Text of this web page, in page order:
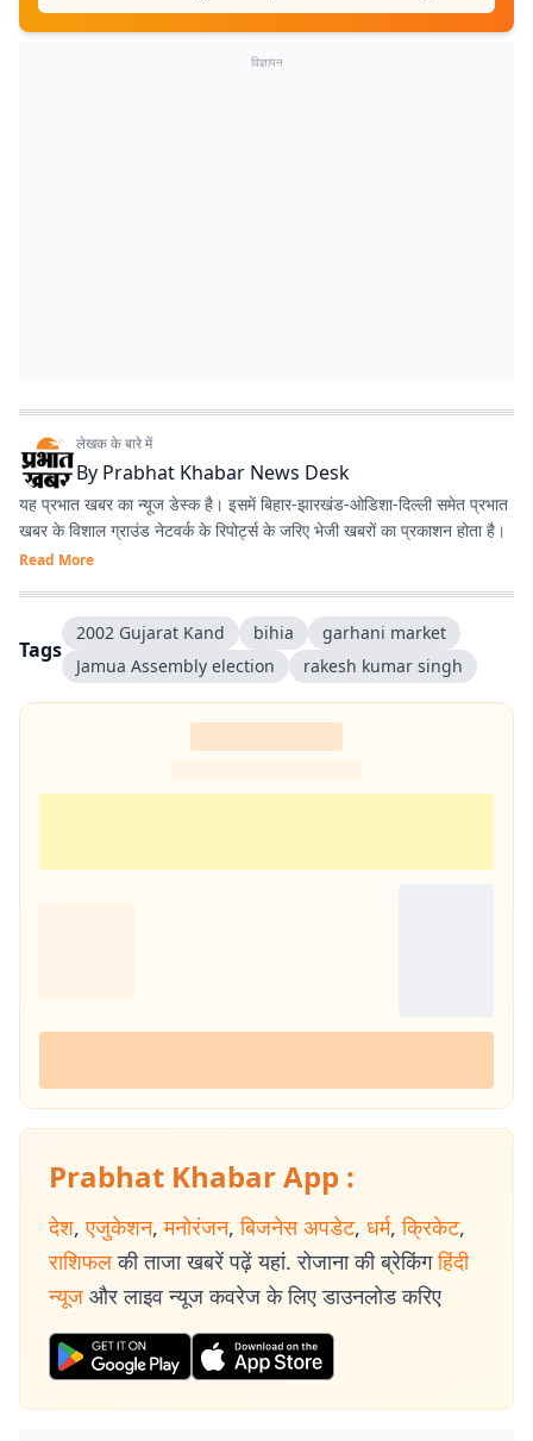
विज्ञापन
लेखक के बारे में
By Prabhat Khabar News Desk
यह प्रभात खबर का न्यूज डेस्क है। इसमें बिहार-झारखंड-ओडिशा-दिल्‍ली समेत प्रभात
खबर के विशाल ग्राउंड नेटवर्क के रिपोर्ट्स के जरिए भेजी खबरों का प्रकाशन होता है।
Read More
Tags
2002 Gujarat Kand bihia
garhani market
Jamua Assembly election
rakesh kumar singh
Prabhat Khabar App :
देश, एजुकेशन, मनोरंजन, बिजनेस अपडेट, धर्म, क्रिकेट,
राशिफल की ताजा खबरें पढ़ें यहां. रोजाना की ब्रेकिंग हिंदी
न्यूज और लाइव न्यूज कवरेज के लिए डाउनलोड करिए